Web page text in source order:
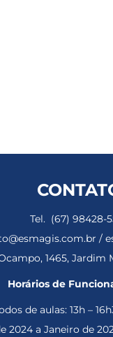
Tel. (67) 98428-
/
1465, Jardim
Horários de
de aulas: 13h –
2024 a Janeiro de